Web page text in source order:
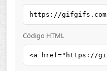
Código HTML